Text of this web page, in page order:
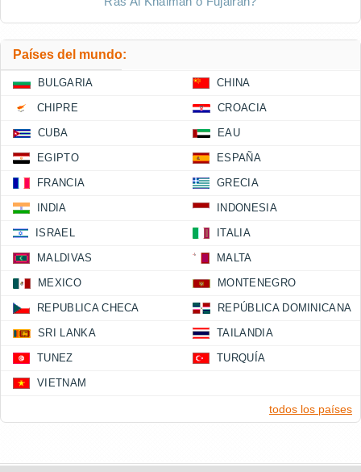
Países del mundo:
BULGARIA CHINA
CHIPRE CROACIA
CUBA EAU
EGIPTO ESPAÑA
FRANCIA GRECIA
INDIA INDONESIA
ISRAEL ITALIA
MALDIVAS MALTA
MEXICO MONTENEGRO
REPUBLICA CHECA REPÚBLICA DOMINICANA
SRI LANKA TAILANDIA
TUNEZ TURQUÍA
VIETNAM
todos los países